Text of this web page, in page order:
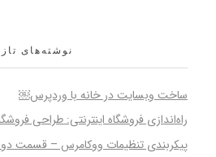
نوشته‌های
ساخت وبسایت در خانه با وردپرس￼
راه‌اندازی فروشگاه اینترنتی: طراحی
پیکربندی تنظیمات ووکامرس – قسمت